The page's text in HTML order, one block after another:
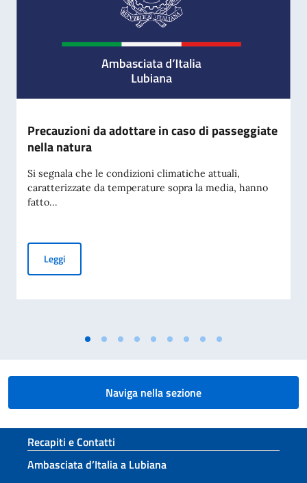
Precauzioni da adottare in caso di passeggiate
nella natura
Si segnala che le condizioni climatiche attuali,
caratterizzate da temperature sopra la media, hanno
fatto...
LeggiPrecauzioni da adottare in caso di passeggiate nella natura
Naviga nella sezione
Sezione footer
Recapiti e Contatti
Ambasciata d’Italia a Lubiana